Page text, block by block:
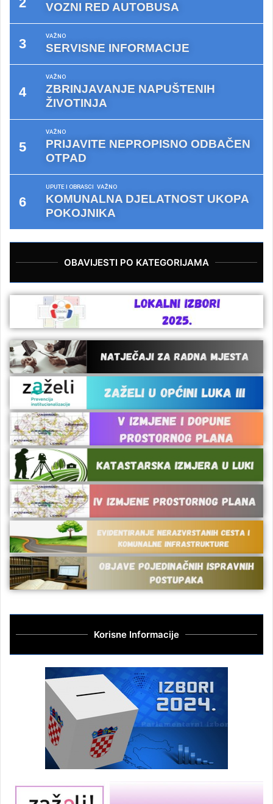
VOZNI RED AUTOBUSA
VAŽNO
SERVISNE INFORMACIJE
VAŽNO
ZBRINJAVANJE NAPUŠTENIH
ŽIVOTINJA
VAŽNO
PRIJAVITE NEPROPISNO ODBAČEN
OTPAD
UPUTE I OBRASCI VAŽNO
KOMUNALNA DJELATNOST UKOPA
POKOJNIKA
OBAVIJESTI PO KATEGORIJAMA
Korisne Informacije